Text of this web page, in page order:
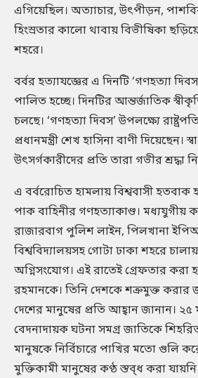
এগিয়েছিল। অত্যাচার, উৎপীড়ন,
হিংস্রতার কালো থাবায় বিভীষিকা
শহরে।
বর্বর হত্যাযজ্ঞের এ দিনটি ‘গণহত্যা
পালিত হচ্ছে। দিনটির আন্তর্জাতিক
চলছে। ‘গণহত্যা দিবস’ উপলক্ষ্যে
প্রধানমন্ত্রী শেখ হাসিনা বাণী দিয়েছেন।
উৎসর্গকারীদের প্রতি তারা গভীর শ্রদ্ধা
এ বর্বরোচিত হামলায় বিশ্ববাসী হতবাক
পাক বাহিনীর গণহত্যাকাণ্ড। মধ্যযুগীয়
রাজারবাগ পুলিশ লাইন, পিলখানা
বিশ্ববিদ্যালয়সহ গোটা ঢাকা শহরে
অগ্নিসংযোগ। এই রাতেই গ্রেফতার করা
রহমানকে। তিনি দেশকে শত্রুমুক্ত
দেশের মানুষের প্রতি আহ্বান জানান। ২৫
বেদনাদায়ক ঘটনা সমগ্র জাতিকে শিহরিত
মানুষকে নির্বিচারে পাখির মতো গুলি
মুক্তিকামী মানুষের কণ্ঠ স্তব্ধ করা